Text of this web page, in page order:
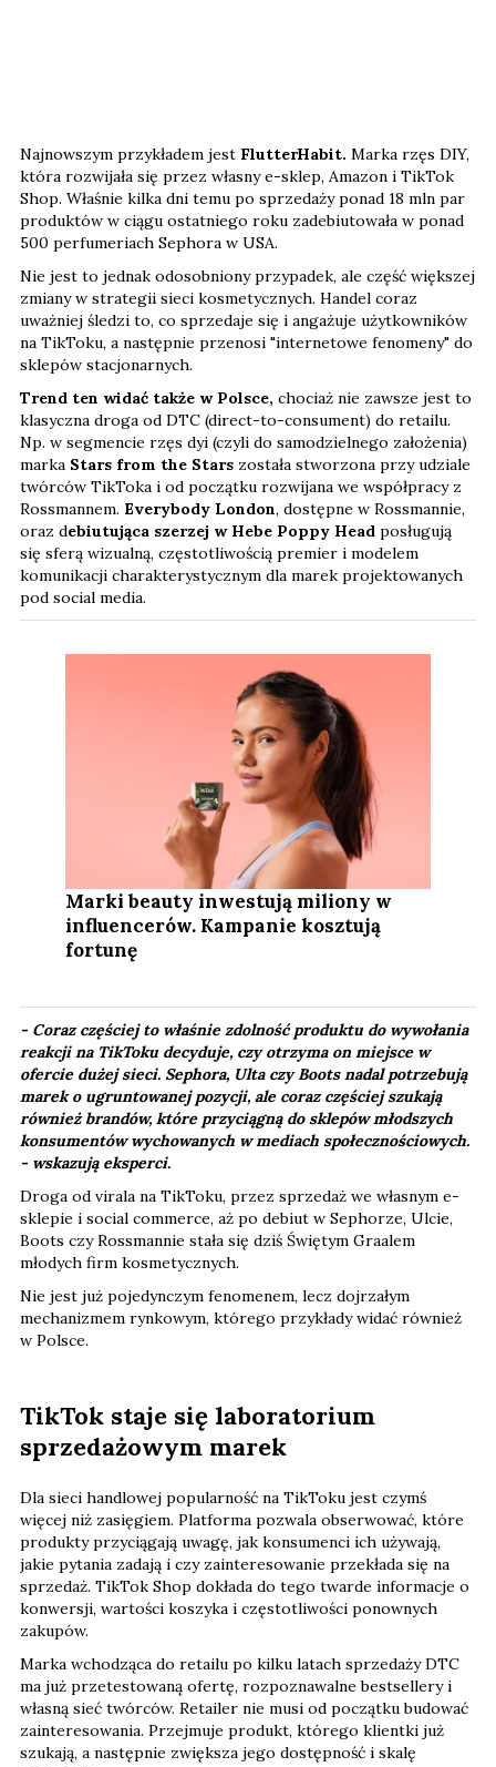
Najnowszym przykładem jest FlutterHabit. Marka rzęs DIY,
która rozwijała się przez własny e-sklep, Amazon i TikTok
Shop. Właśnie kilka dni temu po sprzedaży ponad 18 mln par
produktów w ciągu ostatniego roku zadebiutowała w ponad
500 perfumeriach Sephora w USA.
Nie jest to jednak odosobniony przypadek, ale część większej
zmiany w strategii sieci kosmetycznych. Handel coraz
uważniej śledzi to, co sprzedaje się i angażuje użytkowników
na TikToku, a następnie przenosi "internetowe fenomeny" do
sklepów stacjonarnych.
Trend ten widać także w Polsce, chociaż nie zawsze jest to
klasyczna droga od DTC (direct-to-consument) do retailu.
Np. w segmencie rzęs dyi (czyli do samodzielnego założenia)
marka Stars from the Stars została stworzona przy udziale
twórców TikToka i od początku rozwijana we współpracy z
Rossmannem. Everybody London, dostępne w Rossmannie,
oraz debiutująca szerzej w Hebe Poppy Head posługują
się sferą wizualną, częstotliwością premier i modelem
komunikacji charakterystycznym dla marek projektowanych
pod social media.
Marki beauty inwestują miliony w
influencerów. Kampanie kosztują
fortunę
- Coraz częściej to właśnie zdolność produktu do wywołania
reakcji na TikToku decyduje, czy otrzyma on miejsce w
ofercie dużej sieci. Sephora, Ulta czy Boots nadal potrzebują
marek o ugruntowanej pozycji, ale coraz częściej szukają
również brandów, które przyciągną do sklepów młodszych
konsumentów wychowanych w mediach społecznościowych.​
- wskazują eksperci.
Droga od virala na TikToku, przez sprzedaż we własnym e-
sklepie i social commerce, aż po debiut w Sephorze, Ulcie,
Boots czy Rossmannie stała się dziś Świętym Graalem
młodych firm kosmetycznych.
Nie jest już pojedynczym fenomenem, lecz dojrzałym
mechanizmem rynkowym, którego przykłady widać również
w Polsce.
TikTok staje się laboratorium
sprzedażowym marek
Dla sieci handlowej popularność na TikToku jest czymś
więcej niż zasięgiem. Platforma pozwala obserwować, które
produkty przyciągają uwagę, jak konsumenci ich używają,
jakie pytania zadają i czy zainteresowanie przekłada się na
sprzedaż. TikTok Shop dokłada do tego twarde informacje o
konwersji, wartości koszyka i częstotliwości ponownych
zakupów.
Marka wchodząca do retailu po kilku latach sprzedaży DTC
ma już przetestowaną ofertę, rozpoznawalne bestsellery i
własną sieć twórców. Retailer nie musi od początku budować
zainteresowania. Przejmuje produkt, którego klientki już
szukają, a następnie zwiększa jego dostępność i skalę